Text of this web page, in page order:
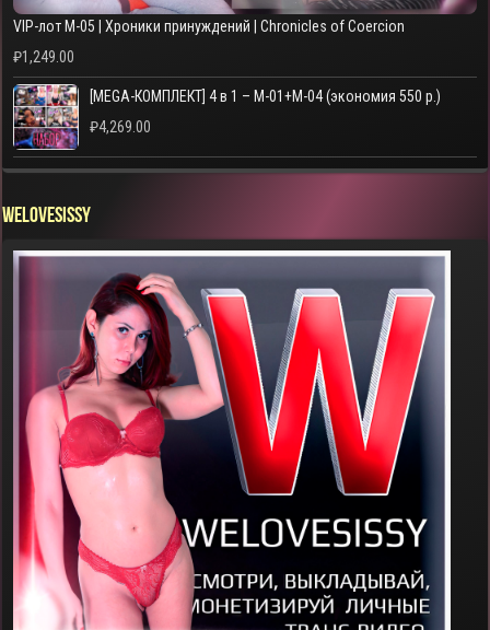
VIP-лот M-05 | Хроники принуждений | Chronicles of Coercion
₽1,249.00
[MEGA-КОМПЛЕКТ] 4 в 1 – M-01+M-04 (экономия 550 р.)
₽4,269.00
WELOVESISSY